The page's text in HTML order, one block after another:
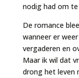
nodig had om
De romance
wanneer er
vergaderen en
Maar ik wil dat
drong het leven